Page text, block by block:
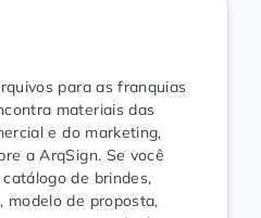
para as franquias
materiais das
e do marketing,
a ArqSign. Se você
de brindes,
modelo de proposta,